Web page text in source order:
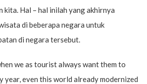
kita. Hal – hal inilah yang akhirnya
di beberapa negara untuk
di negara tersebut.
we as tourist always want them to
year, even this world already modernized